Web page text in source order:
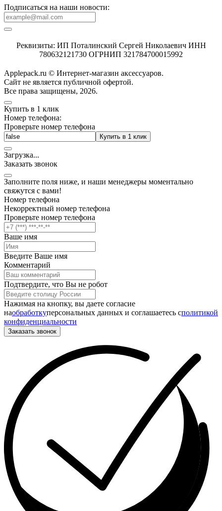
Подписаться на наши новости:
Реквизиты: ИП Поталинский Сергей Николаевич ИНН
780632121730 ОГРНИП 321784700015992
Applepack.ru © Интернет-магазин аксессуаров.
Cайт не является публичной офертой.
Все права защищены, 2026.
Купить в 1 клик
Номер телефона:
Проверьте номер телефона
Купить в 1 клик
Загрузка...
Заказать звонок
Заполните поля ниже, и наши менеджеры моментально
свяжутся с вами!
Номер телефона
Некорректный номер телефона
Проверьте номер телефона
Ваше имя
Введите Ваше имя
Комментарий
Подтвердите, что Вы не робот
Нажимая на кнопку, вы даете согласие
наобработкуперсональных данных и соглашаетесь cполитикой
конфиденциальности
Заказать звонок